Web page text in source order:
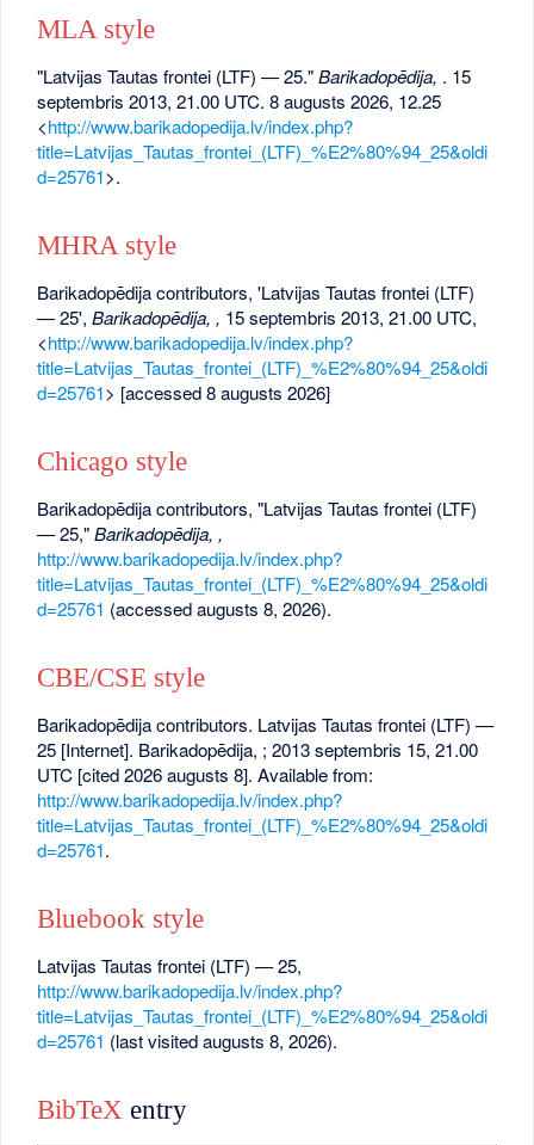
MLA style
"Latvijas Tautas frontei (LTF) — 25."Barikadopēdija, . 15
septembris 2013, 21.00 UTC. 8 augusts 2026, 12.25
<http://www.barikadopedija.lv/index.php?
title=Latvijas_Tautas_frontei_(LTF)_%E2%80%94_25&oldi
d=25761>.
MHRA style
Barikadopēdija contributors, 'Latvijas Tautas frontei (LTF)
— 25',Barikadopēdija, , 15 septembris 2013, 21.00 UTC,
<http://www.barikadopedija.lv/index.php?
title=Latvijas_Tautas_frontei_(LTF)_%E2%80%94_25&oldi
d=25761> [accessed 8 augusts 2026]
Chicago style
Barikadopēdija contributors, "Latvijas Tautas frontei (LTF)
— 25,"Barikadopēdija, ,
http://www.barikadopedija.lv/index.php?
title=Latvijas_Tautas_frontei_(LTF)_%E2%80%94_25&oldi
d=25761 (accessed augusts 8, 2026).
CBE/CSE style
Barikadopēdija contributors. Latvijas Tautas frontei (LTF) —
25 [Internet]. Barikadopēdija, ; 2013 septembris 15, 21.00
UTC [cited 2026 augusts 8]. Available from:
http://www.barikadopedija.lv/index.php?
title=Latvijas_Tautas_frontei_(LTF)_%E2%80%94_25&oldi
d=25761.
Bluebook style
Latvijas Tautas frontei (LTF) — 25,
http://www.barikadopedija.lv/index.php?
title=Latvijas_Tautas_frontei_(LTF)_%E2%80%94_25&oldi
d=25761 (last visited augusts 8, 2026).
BibTeX entry